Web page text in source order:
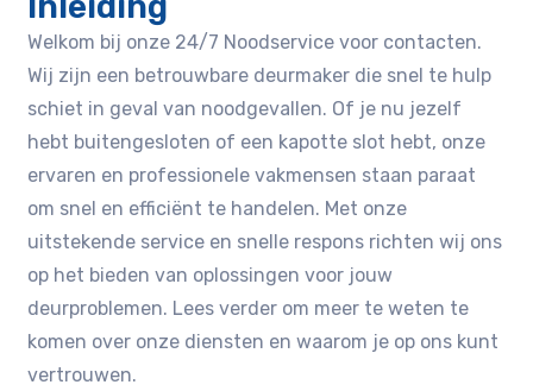
Welkom bij onze 24/7 Noodservice voor contacten.
Wij zijn een betrouwbare deurmaker die snel te hulp
schiet in geval van noodgevallen. Of je nu jezelf
hebt buitengesloten of een kapotte slot hebt, onze
ervaren en professionele vakmensen staan paraat
om snel en efficiënt te handelen. Met onze
uitstekende service en snelle respons richten wij ons
op het bieden van oplossingen voor jouw
deurproblemen. Lees verder om meer te weten te
komen over onze diensten en waarom je op ons kunt
vertrouwen.